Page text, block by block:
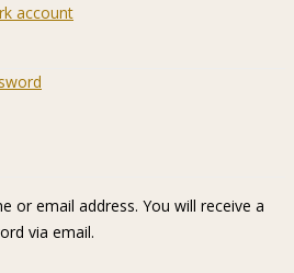
account
or email address. You will receive a
via email.